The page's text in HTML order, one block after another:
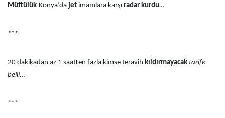
Müftülük Konya’da jet imamlara karşı radar kurdu…
***
20 dakikadan az 1 saatten fazla kimse teravih kıldırmayacak tarife
belli…
***